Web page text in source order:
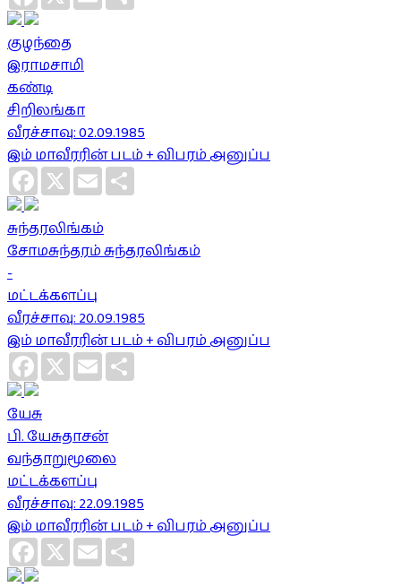
குழந்தை
இராமசாமி
கண்டி
சிறிலங்கா
வீரச்சாவு: 02.09.1985
இம் மாவீரரின் படம் + விபரம் அனுப்ப
Facebook
X Email
சுந்தரலிங்கம்
சோமசுந்தரம் சுந்தரலிங்கம்
-
மட்டக்களப்பு
வீரச்சாவு: 20.09.1985
இம் மாவீரரின் படம் + விபரம் அனுப்ப
Facebook
X Email
யேசு
பி. யேசுதாசன்
வந்தாறுமூலை
மட்டக்களப்பு
வீரச்சாவு: 22.09.1985
இம் மாவீரரின் படம் + விபரம் அனுப்ப
Facebook
X Email